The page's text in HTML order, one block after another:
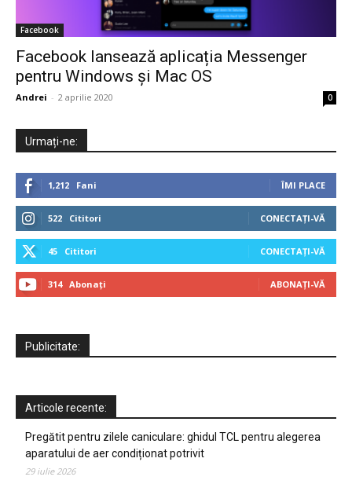
Facebook
Facebook lansează aplicația Messenger
pentru Windows și Mac OS
Andrei - 2 aprilie 2020 0
Urmați-ne:
1,212 Fani ÎMI PLACE
522 Cititori CONECTAȚI-VĂ
45 Cititori CONECTAȚI-VĂ
314 Abonați ABONAȚI-VĂ
Publicitate:
Articole recente:
Pregătit pentru zilele caniculare: ghidul TCL pentru alegerea
aparatului de aer condiționat potrivit
29 iulie 2026